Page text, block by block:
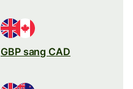
GBP sang CAD